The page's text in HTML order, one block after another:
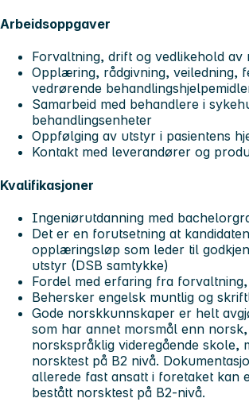
Arbeidsoppgaver
Forvaltning, drift og vedlikehold av
Opplæring, rådgivning, veiledning,
vedrørende
Samarbeid med behandlere i
behandlingsenheter
Oppfølging av utstyr i pasientens
Kontakt med leverandører og
Kvalifikasjoner
Ingeniørutdanning med
Det er en forutsetning at
opplæringsløp som leder til
utstyr (DSB samtykke)
Fordel med erfaring fra
Behersker engelsk muntlig og
Gode norskkunnskaper er helt
som har annet morsmål enn
norskspråklig videregående skole,
norsktest på B2 nivå.
allerede fast ansatt i foretaket
bestått norsktest på B2-nivå.